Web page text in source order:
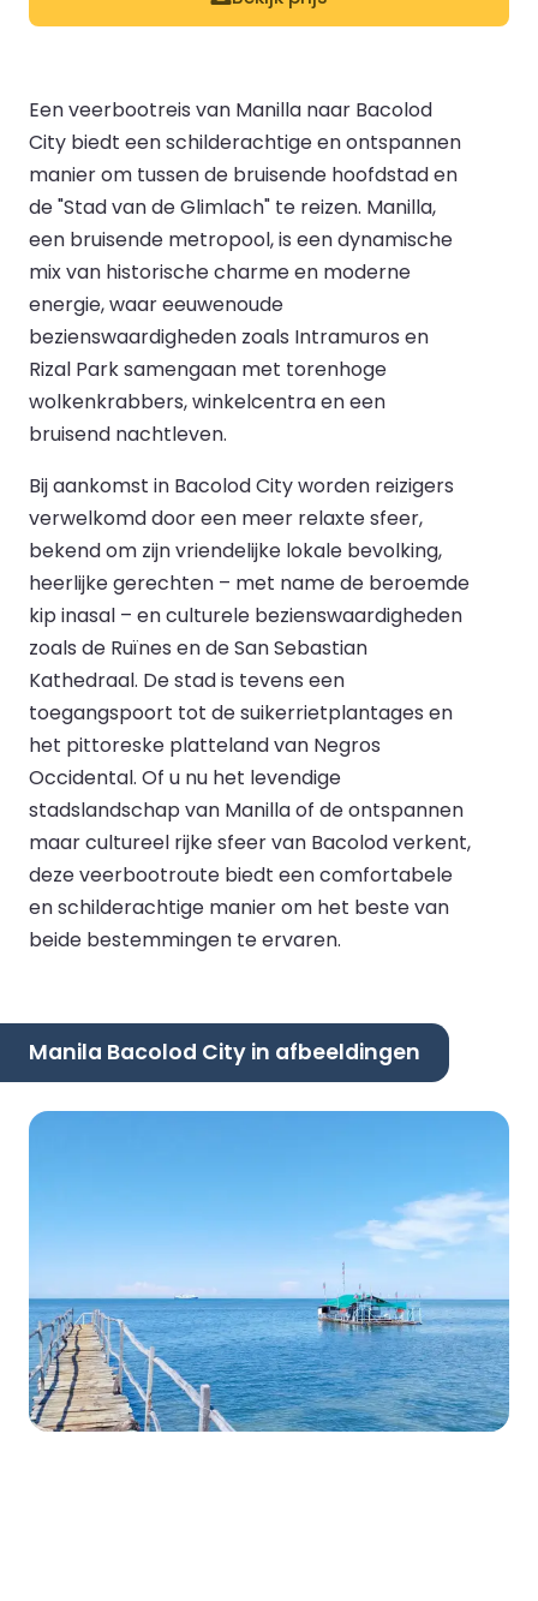
Een veerbootreis van Manilla naar Bacolod
City biedt een schilderachtige en ontspannen
manier om tussen de bruisende hoofdstad en
de "Stad van de Glimlach" te reizen. Manilla,
een bruisende metropool, is een dynamische
mix van historische charme en moderne
energie, waar eeuwenoude
bezienswaardigheden zoals Intramuros en
Rizal Park samengaan met torenhoge
wolkenkrabbers, winkelcentra en een
bruisend nachtleven.
Bij aankomst in Bacolod City worden reizigers
verwelkomd door een meer relaxte sfeer,
bekend om zijn vriendelijke lokale bevolking,
heerlijke gerechten – met name de beroemde
kip inasal – en culturele bezienswaardigheden
zoals de Ruïnes en de San Sebastian
Kathedraal. De stad is tevens een
toegangspoort tot de suikerrietplantages en
het pittoreske platteland van Negros
Occidental. Of u nu het levendige
stadslandschap van Manilla of de ontspannen
maar cultureel rijke sfeer van Bacolod verkent,
deze veerbootroute biedt een comfortabele
en schilderachtige manier om het beste van
beide bestemmingen te ervaren.
Manila Bacolod City in afbeeldingen